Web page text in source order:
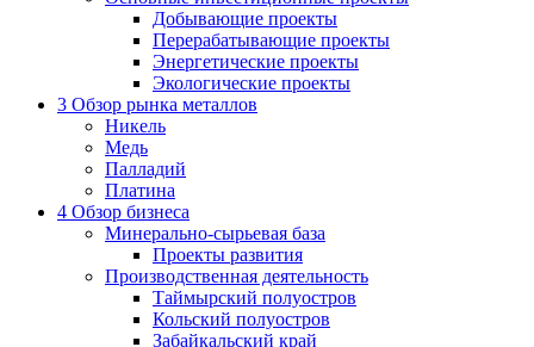
Добывающие проекты
Перерабатывающие проекты
Энергетические проекты
Экологические проекты
3 Обзор рынка металлов
Никель
Медь
Палладий
Платина
4 Обзор бизнеса
Минерально-сырьевая база
Проекты развития
Производственная деятельность
Таймырский полуостров
Кольский полуостров
Забайкальский край